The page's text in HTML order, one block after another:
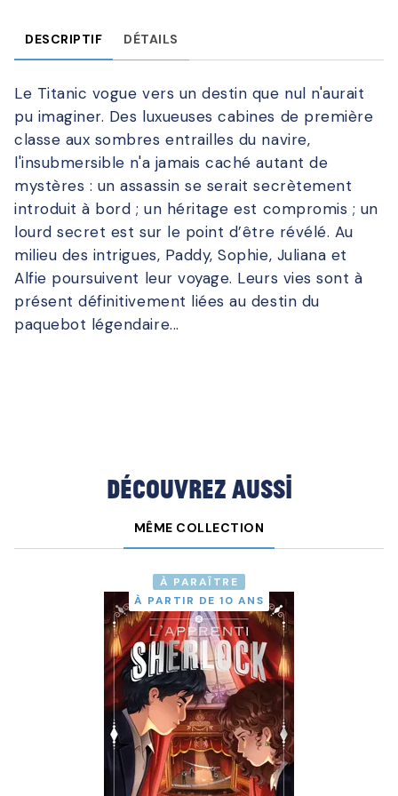
DESCRIPTIF DÉTAILS
Le Titanic vogue vers un destin que nul n'aurait
pu imaginer. Des luxueuses cabines de première
classe aux sombres entrailles du navire,
l'insubmersible n'a jamais caché autant de
mystères : un assassin se serait secrètement
introduit à bord ; un héritage est compromis ; un
lourd secret est sur le point d’être révélé. Au
milieu des intrigues, Paddy, Sophie, Juliana et
Alfie poursuivent leur voyage. Leurs vies sont à
présent définitivement liées au destin du
paquebot légendaire...
Découvrez aussi
MÊME COLLECTION
À PARAÎTRE
À PARTIR DE 10 ANS